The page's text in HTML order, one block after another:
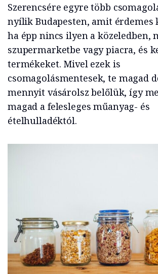
Szerencsére egyre több
nyílik Budapesten, amit érdemes
ha épp nincs ilyen a közeledben,
szupermarketbe vagy piacra, és
termékeket. Mivel ezek is
csomagolásmentesek, te magad
mennyit vásárolsz belőlük, így
magad a felesleges műanyag- és
ételhulladéktól.